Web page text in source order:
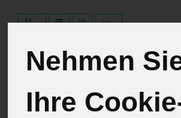
Nehmen
Ihre
12